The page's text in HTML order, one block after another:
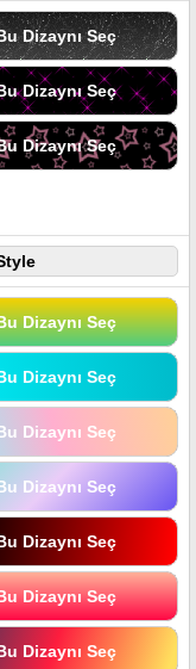
Dizaynı Seç
Dizaynı Seç
Dizaynı Seç
Dizaynı Seç
Dizaynı Seç
Dizaynı Seç
Dizaynı Seç
Dizaynı Seç
Dizaynı Seç
Dizaynı Seç